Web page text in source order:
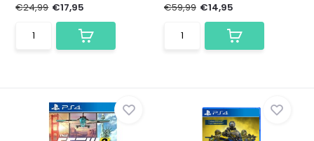
€24,99 €17,95
€59,99 €14,95